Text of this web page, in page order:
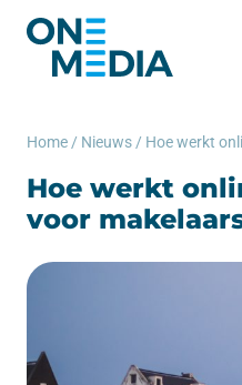
Home / Nieuws /
Hoe werkt
voor